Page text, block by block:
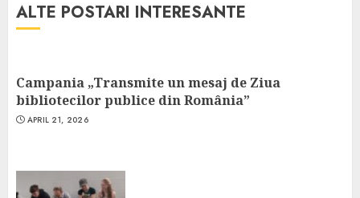
ALTE POSTARI INTERESANTE
Campania „Transmite un mesaj de Ziua
bibliotecilor publice din România”
APRIL 21, 2026